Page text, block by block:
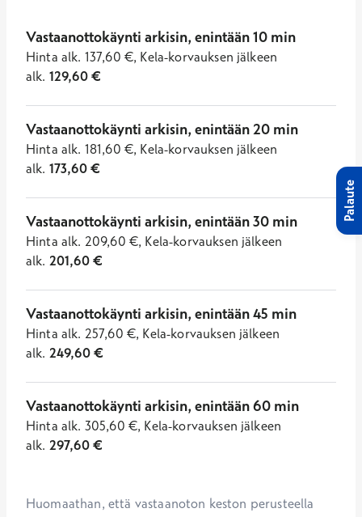
Vastaanottokäynti arkisin, enintään 10 min
Hinta alk. 137,60 €, Kela-korvauksen jälkeen
alk. 129,60€
Vastaanottokäynti arkisin, enintään 20 min
Hinta alk. 181,60 €, Kela-korvauksen jälkeen
alk. 173,60€
Vastaanottokäynti arkisin, enintään 30 min
Hinta alk. 209,60 €, Kela-korvauksen jälkeen
alk. 201,60€
Vastaanottokäynti arkisin, enintään 45 min
Hinta alk. 257,60 €, Kela-korvauksen jälkeen
alk. 249,60€
Vastaanottokäynti arkisin, enintään 60 min
Hinta alk. 305,60 €, Kela-korvauksen jälkeen
alk. 297,60€
Huomaathan, että vastaanoton keston perusteella
Palaute